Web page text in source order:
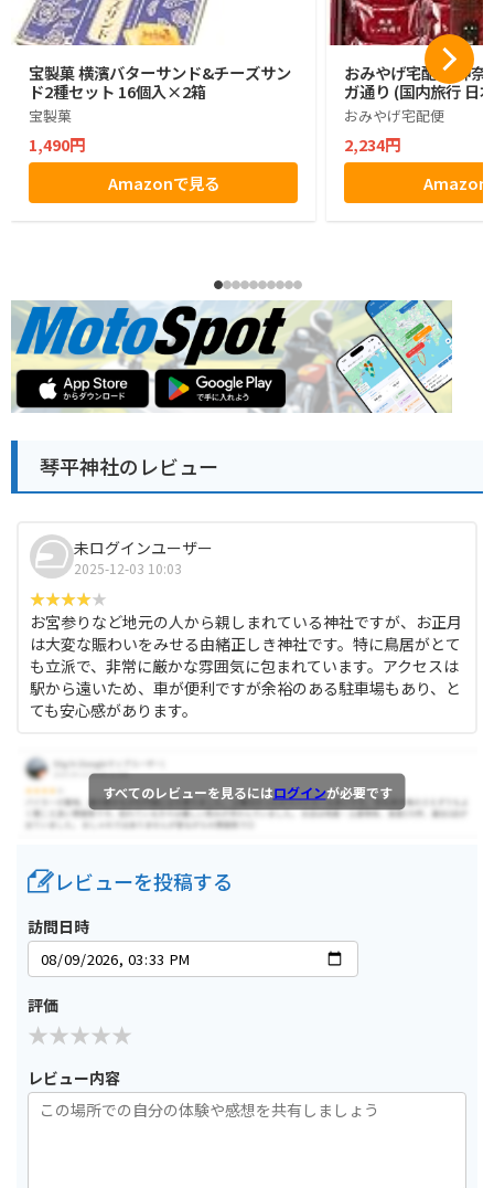
宝製菓 横濱バターサンド&チーズサン
ド2種セット 16個入×2箱
宝製菓
1,490円
Amazonで見る
おみやげ宅配便 神奈
ガ通り (国内旅行 日
おみやげ宅配便
2,234円
Amazon
琴平神社のレビュー
未ログインユーザー
2025-12-03 10:03
お宮参りなど地元の人から親しまれている神社ですが、お正月
は大変な賑わいをみせる由緒正しき神社です。特に鳥居がとて
も立派で、非常に厳かな雰囲気に包まれています。アクセスは
駅から遠いため、車が便利ですが余裕のある駐車場もあり、と
ても安心感があります。
すべてのレビューを見るにはログインが必要です
レビューを投稿する
訪問日時
評価
レビュー内容